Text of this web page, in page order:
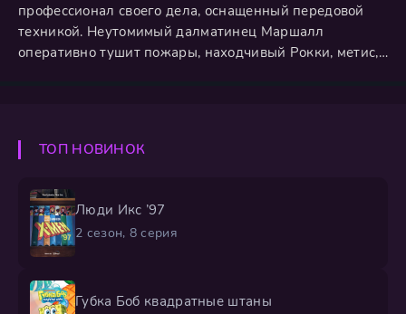
профессионал своего дела, оснащенный передовой
техникой. Неутомимый далматинец Маршалл
оперативно тушит пожары, находчивый Рокки, метис,
прикрывают небо и землю: кокер-спаниель Скай,
мастер воздушной разведки, и хаски Эверест,
ТОП НОВИНОК
Люди Икс ’97
2 сезон, 8 серия
Губка Боб квадратные штаны